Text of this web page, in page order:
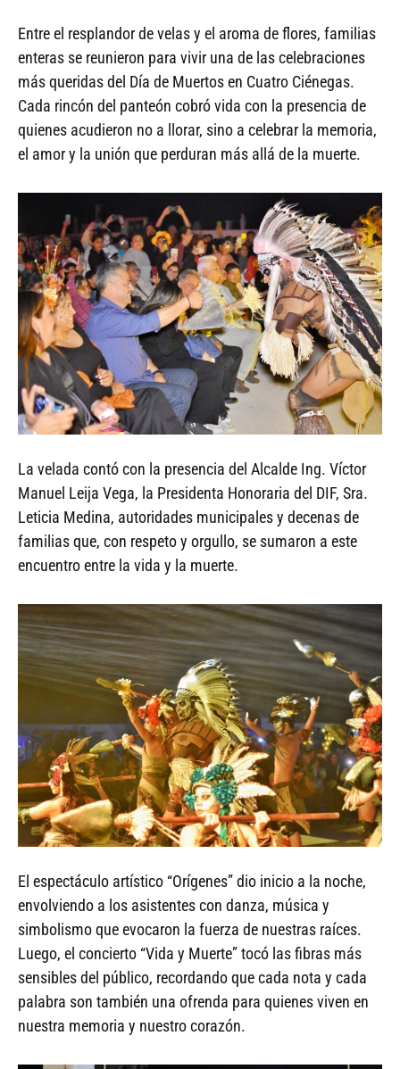
Entre el resplandor de velas y el aroma de flores, familias
enteras se reunieron para vivir una de las celebraciones
más queridas del Día de Muertos en Cuatro Ciénegas.
Cada rincón del panteón cobró vida con la presencia de
quienes acudieron no a llorar, sino a celebrar la memoria,
el amor y la unión que perduran más allá de la muerte.
La velada contó con la presencia del Alcalde Ing. Víctor
Manuel Leija Vega, la Presidenta Honoraria del DIF, Sra.
Leticia Medina, autoridades municipales y decenas de
familias que, con respeto y orgullo, se sumaron a este
encuentro entre la vida y la muerte.
El espectáculo artístico “Orígenes” dio inicio a la noche,
envolviendo a los asistentes con danza, música y
simbolismo que evocaron la fuerza de nuestras raíces.
Luego, el concierto “Vida y Muerte” tocó las fibras más
sensibles del público, recordando que cada nota y cada
palabra son también una ofrenda para quienes viven en
nuestra memoria y nuestro corazón.